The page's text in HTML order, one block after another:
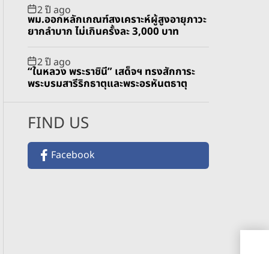
2 ปี ago
พม.ออกหลักเกณฑ์สงเคราะห์ผู้สูงอายุภาวะ
ยากลำบาก ไม่เกินครั้งละ 3,000 บาท
2 ปี ago
“ในหลวง พระราชินี” เสด็จฯ ทรงสักการะ
พระบรมสารีริกธาตุและพระอรหันตธาตุ
FIND US
Facebook